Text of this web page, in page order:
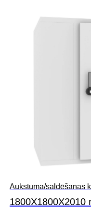
Aukstuma/saldēšanas
1800X1800X2010